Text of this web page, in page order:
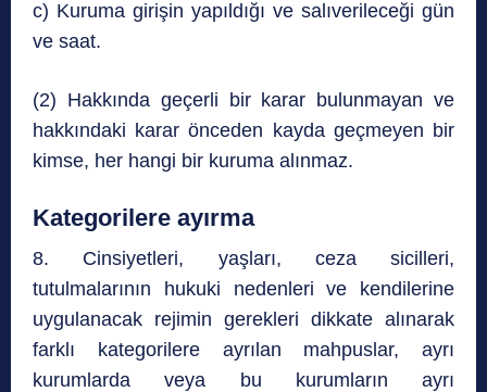
c) Kuruma girişin yapıldığı ve salıverileceği gün
ve saat.
(2) Hakkında geçerli bir karar bulunmayan ve
hakkındaki karar önceden kayda geçmeyen bir
kimse, her hangi bir kuruma alınmaz.
Kategorilere ayırma
8. Cinsiyetleri, yaşları, ceza sicilleri,
tutulmalarının hukuki nedenleri ve kendilerine
uygulanacak rejimin gerekleri dikkate alınarak
farklı kategorilere ayrılan mahpuslar, ayrı
kurumlarda veya bu kurumların ayrı